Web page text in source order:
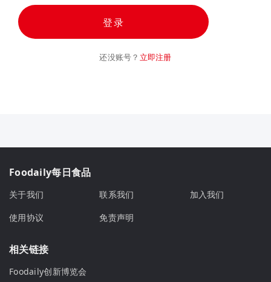
登录
还没账号？ 立即注册
Foodaily每日食品
关于我们 联系我们
加入我们
使用协议
免责声明
相关链接
Foodaily创新博览会